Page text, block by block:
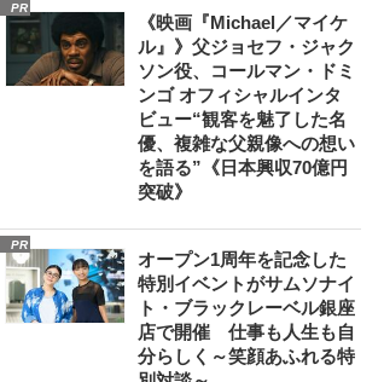
PR
《映画『Michael／マイケ
ル』》父ジョセフ・ジャク
ソン役、コールマン・ドミ
ンゴ オフィシャルインタ
ビュー“観客を魅了した名
優、複雑な父親像への想い
を語る”《日本興収70億円
突破》
PR
オープン1周年を記念した
特別イベントがサムソナイ
ト・ブラックレーベル銀座
店で開催 仕事も人生も自
分らしく～笑顔あふれる特